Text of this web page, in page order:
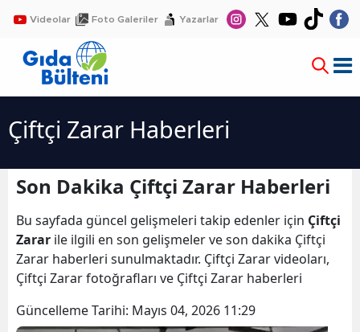
Videolar Foto Galeriler Yazarlar
Çiftçi Zarar Haberleri
Son Dakika Çiftçi Zarar Haberleri
Bu sayfada güncel gelişmeleri takip edenler için Çiftçi
Zarar ile ilgili en son gelişmeler ve son dakika Çiftçi
Zarar haberleri sunulmaktadır. Çiftçi Zarar videoları,
Çiftçi Zarar fotoğrafları ve Çiftçi Zarar haberleri
Güncelleme Tarihi: Mayıs 04, 2026 11:29